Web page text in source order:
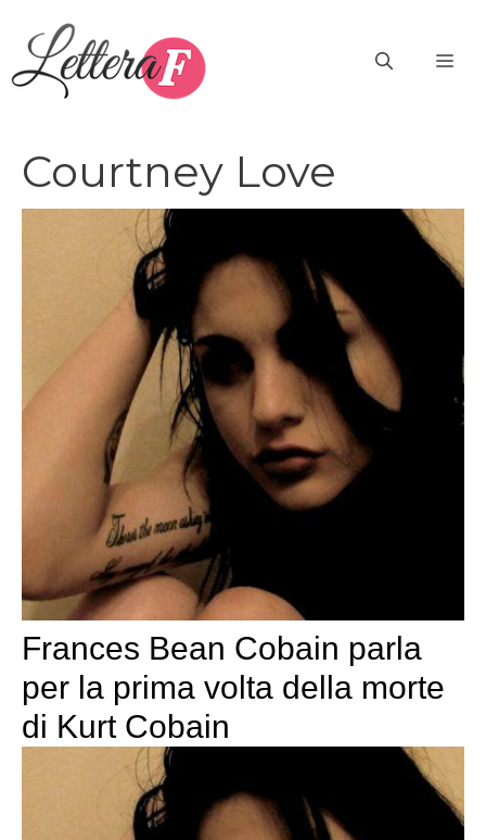
contenuto
Courtney Love
Frances Bean Cobain parla
per la prima volta della morte
di Kurt Cobain